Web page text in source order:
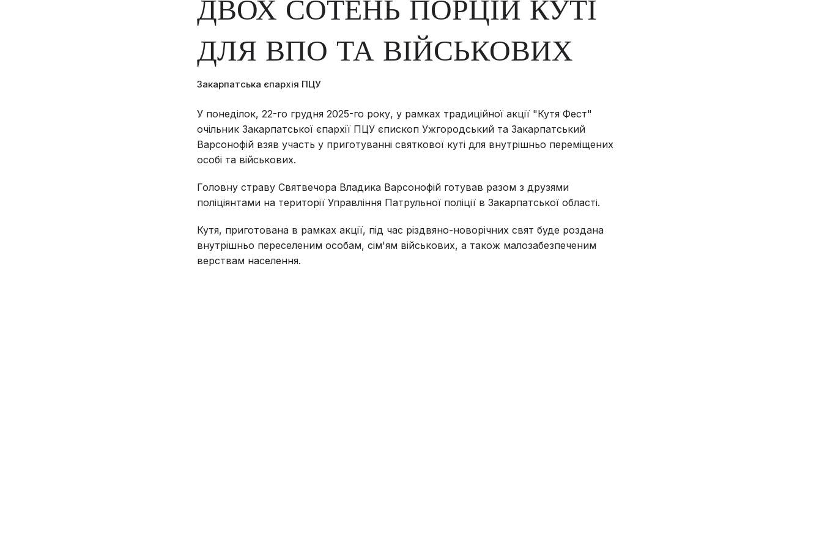
ДВОХ СОТЕНЬ ПОРЦІЙ КУТІ
ДЛЯ ВПО ТА ВІЙСЬКОВИХ
Закарпатська єпархія ПЦУ
У понеділок, 22-го грудня 2025-го року, у рамках традиційної акції "Кутя Фест"
очільник Закарпатської єпархії ПЦУ єпископ Ужгородський та Закарпатський
Варсонофій взяв участь у приготуванні святкової куті для внутрішньо переміщених
особі та військових.
Головну страву Святвечора Владика Варсонофій готував разом з друзями
поліціянтами на території Управління Патрульної поліції в Закарпатської області.
Кутя, приготована в рамках акції, під час різдвяно-новорічних свят буде роздана
внутрішньо переселеним особам, сім'ям військових, а також малозабезпеченим
верствам населення.